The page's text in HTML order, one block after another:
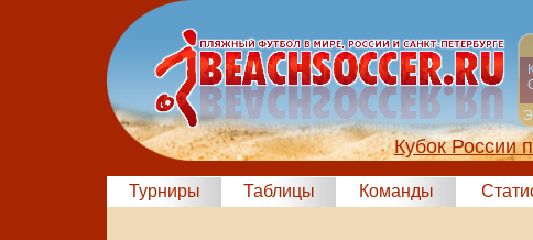
Кубок России
Турниры Таблицы Команды